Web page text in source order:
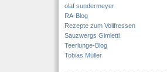
olaf sundermeyer
RA-Blog
Rezepte zum Vollfressen
Sauzwergs Gimletti
Teerlunge-Blog
Tobias Müller